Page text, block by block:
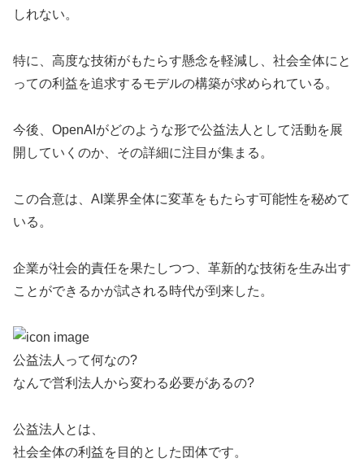
しれない。
特に、高度な技術がもたらす懸念を軽減し、社会全体にと
っての利益を追求するモデルの構築が求められている。
今後、OpenAIがどのような形で公益法人として活動を展
開していくのか、その詳細に注目が集まる。
この合意は、AI業界全体に変革をもたらす可能性を秘めて
いる。
企業が社会的責任を果たしつつ、革新的な技術を生み出す
ことができるかが試される時代が到来した。
公益法人って何なの?
なんで営利法人から変わる必要があるの?
公益法人とは、
社会全体の利益を目的とした団体です。